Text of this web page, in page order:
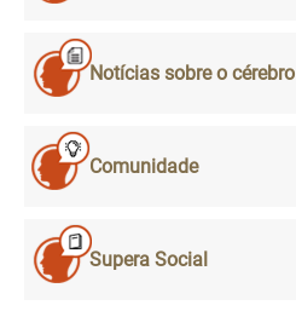
Notícias sobre o cérebro
Comunidade
Supera Social